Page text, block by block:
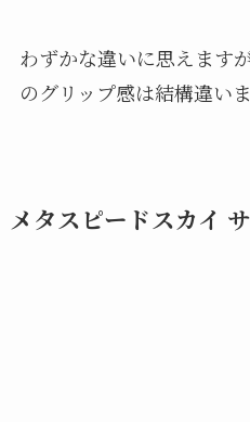
わずかな違いに思えます
のグリップ感は結構違いま
メタスピードスカイ